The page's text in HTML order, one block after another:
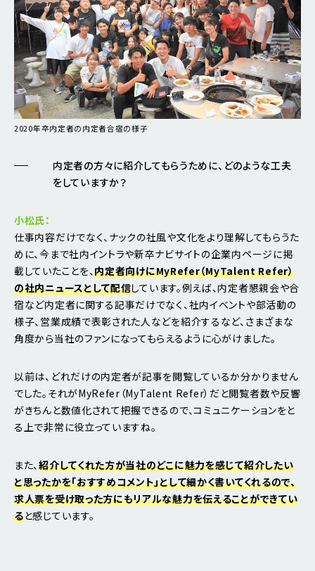
2020年卒内定者の内定者合宿の様子
内定者の方々に紹介してもらうために、どのような工夫
をしていますか？
小松氏：
仕事内容だけでなく、ナックの社風や文化をより理解してもらうた
めに、今まで社内イントラや新卒ナビサイトの企業内ページに掲
載していたことを、内定者向けにMyRefer（MyTalent Refer）
の社内ニュースとして配信しています。例えば、内定者懇親会や合
宿など内定者に関する記事だけでなく、社内イベントや部活動の
様子、営業成績で表彰された人などを紹介するなど、さまざまな
角度から当社のファンになってもらえるように心がけました。
以前は、どれだけの内定者が記事を閲覧しているか分かりません
でした。それがMyRefer（MyTalent Refer）だと閲覧者数や反響
がきちんと数値化されて把握できるので、コミュニケーションをと
る上で非常に役立っていますね。
また、紹介してくれた方が当社のどこに魅力を感じて紹介したい
と思ったかを「おすすめコメント」として細かく書いてくれるので、
求人票を受け取った方にもリアルな魅力を伝えることができてい
ると感じています。